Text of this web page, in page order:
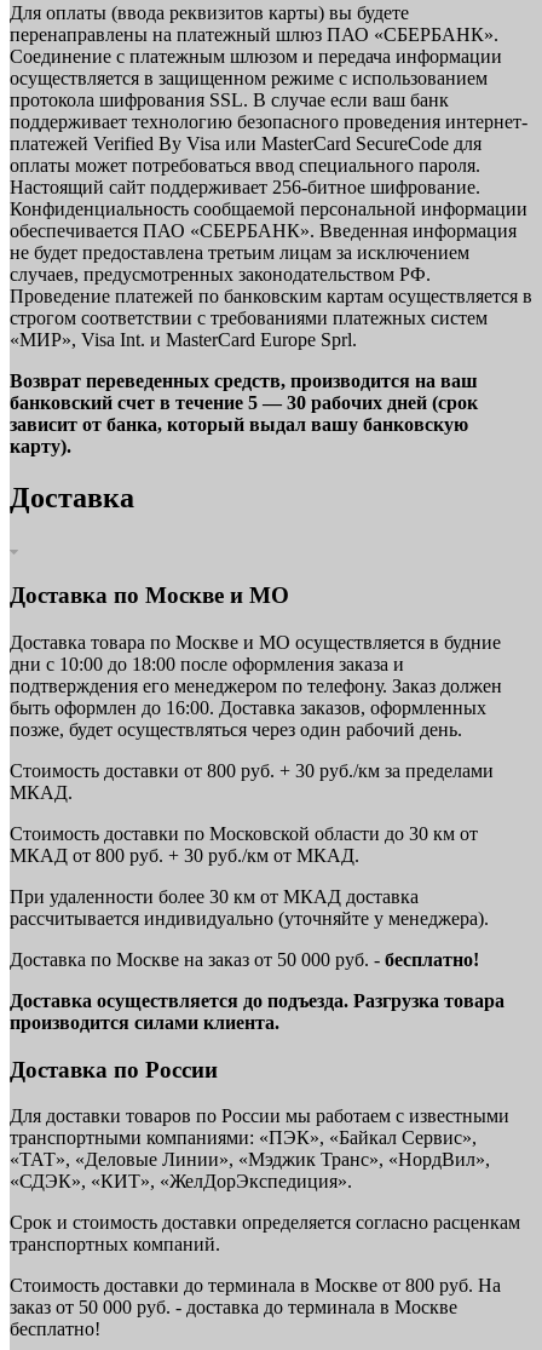
Для оплаты (ввода реквизитов карты) вы будете
перенаправлены на платежный шлюз ПАО «СБЕРБАНК».
Соединение с платежным шлюзом и передача информации
осуществляется в защищенном режиме с использованием
протокола шифрования SSL. В случае если ваш банк
поддерживает технологию безопасного проведения интернет-
платежей Verified By Visa или MasterCard SecureCode для
оплаты может потребоваться ввод специального пароля.
Настоящий сайт поддерживает 256-битное шифрование.
Конфиденциальность сообщаемой персональной информации
обеспечивается ПАО «СБЕРБАНК». Введенная информация
не будет предоставлена третьим лицам за исключением
случаев, предусмотренных законодательством РФ.
Проведение платежей по банковским картам осуществляется в
строгом соответствии с требованиями платежных систем
«МИР», Visa Int. и MasterCard Europe Sprl.
Возврат переведенных средств, производится на ваш
банковский счет в течение 5 — 30 рабочих дней (срок
зависит от банка, который выдал вашу банковскую
карту).
Доставка
Доставка по Москве и МО
Доставка товара по Москве и МО осуществляется в будние
дни с 10:00 до 18:00 после оформления заказа и
подтверждения его менеджером по телефону. Заказ должен
быть оформлен до 16:00. Доставка заказов, оформленных
позже, будет осуществляться через один рабочий день.
Стоимость доставки от 800 руб. + 30 руб./км за пределами
МКАД.
Стоимость доставки по Московской области до 30 км от
МКАД от 800 руб. + 30 руб./км от МКАД.
При удаленности более 30 км от МКАД доставка
рассчитывается индивидуально (уточняйте у менеджера).
Доставка по Москве на заказ от 50 000 руб. - бесплатно!
Доставка осуществляется до подъезда. Разгрузка товара
производится силами клиента.
Доставка по России
Для доставки товаров по России мы работаем с известными
транспортными компаниями: «ПЭК», «Байкал Сервис»,
«ТАТ», «Деловые Линии», «Мэджик Транс», «НордВил»,
«СДЭК», «КИТ», «ЖелДорЭкспедиция».
Срок и стоимость доставки определяется согласно расценкам
транспортных компаний.
Стоимость доставки до терминала в Москве от 800 руб. На
заказ от 50 000 руб. - доставка до терминала в Москве
бесплатно!